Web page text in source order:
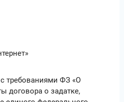
с требованиями ФЗ «О
договора о задатке,